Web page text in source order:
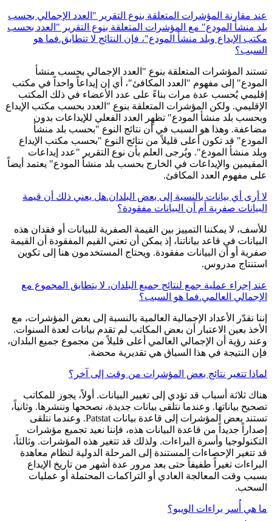
عند مقارنة المؤشرات المتعلقة بنوع التقرير "العدد الإجمالي بحسب
بلد منشأ المودع" مع المؤشرات المتعلقة بنوع التقرير "العدد بحسب
مكتب الإيداع وبلد منشأ المودع"، فإن النتائج لا تتطابق.فما هو
السبب؟
تستند المؤشرات المتعلقة بنوع "العدد الإجمالي بحسب منشأ
المودع" إلى مفهوم "العدد المكافئ"، أي إن إيداعاً واحداً في مكتب
إقليمي يُحسب عدة مرات بناءً على عدد الأعضاء في ذلك المكتب
الإقليمي. ولكن المؤشرات المتعلقة بنوع "العدد بحسب مكتب الإيداع
وبحسب بلد منشأ المودع" تظهِر العدد الفعلي للإيداعات بدون
مضاعفة. وهذا هو السبب في أن نتائج النوع "بحسب بلد منشأ
المودع" قد تكون أعلى قليلاً من نتائج النوع "بحسب مكتب الإيداع
وبلد منشأ المودع". ويُرجى العلم بأن نوع التقرير "عدد إيداعات
المقيمين والإيداعات في الخارج بحسب بلد منشأ المودع" يعتمد أيضاً
على مفهوم العدد المكافئ.
لا أرى أي بيانات بالنسبة إلى بعض البلدان.هل يعني ذلك أن قيمة
البيانات صفرية أم أن البيانات مفقودة؟
للأسف، لا يمكننا التمييز بين القيمة الصفرية للبيانات أو فقدان هذه
البيانات في قاعد بياناتنا، إذ يمكن أن تعني القيم المفقودة أن القيمة
صفرية أو أن البيانات مفقودة. ويحتاج المستخدمون هنا إلى تكوين
استنتاج مدروس.
عند إجراء عملية جمع لنتائج جميع البلدان، لا يتطابق المجموع مع
الإجمالي العالمي.فما هو السبب؟
إننا نقدّر الأعداد الإجمالية العالمية بالنسبة إلى بعض المؤشرات، مع
الأخذ بعين الاعتبار أن بعض المكاتب لم تقدم بيانات لعدة السنوات.
وعند رؤية أن الإجمالي العالمي أعلى قليلاً من مجموع جميع البلدان،
فإن النتيجة في هذا السياق هي تقديرية محضة.
لماذا تتغير نتائج بعض المؤشرات من وقت إلى آخر؟
هناك ثلاثة أسباب قد تؤدي إلى تغيير البيانات. أولاً، يجوز للمكاتب
تصحيح بياناتها. وعندما نتلقى بيانات جديدة، نصححها وننشرها. وثانياً،
تستند بعض المؤشرات إلى قاعدة بيانات Patstat. وعندما نتلقى
إصداراً جديداً من قاعدة البيانات هذه، فإننا نعيد تجميع مؤشرات
التكنولوجيا وأسرة البراءات. ولذلك قد تتغير هذه المؤشرات. وثالثاً،
قد تتغير الإحصاءات المستندة إلى المرحلة الدولية لنظام معاهدة
البراءات تغيراً طفيفاً حتى بعد مرور عدة أشهر من تاريخ الإيداع
بسبب وقت المعالجة العادي أو التراكمات المحتملة أو عمليات
السحب.
ما هي أُسر براءات الويبو؟